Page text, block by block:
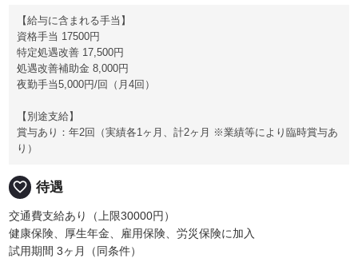
【給与に含まれる手当】
資格手当 17500円
特定処遇改善 17,500円
処遇改善補助金 8,000円
夜勤手当5,000円/回（月4回）
【別途支給】
賞与あり：年2回（実績各1ヶ月、計2ヶ月 ※業績等により臨時賞与あ
り）
favorite_border 待遇
交通費支給あり（上限30000円）
健康保険、厚生年金、雇用保険、労災保険に加入
試用期間 3ヶ月（同条件）